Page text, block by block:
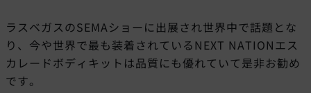
ラスベガスのSEMAショーに出展され世界中で話題とな
り、今や世界で最も装着されているNEXT NATIONエス
カレードボディキットは品質にも優れていて是非お勧め
です。